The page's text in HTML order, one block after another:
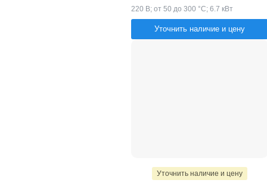
220 В; от 50 до 300 °С; 6.7 кВт
Уточнить наличие и цену
Уточнить наличие и цену